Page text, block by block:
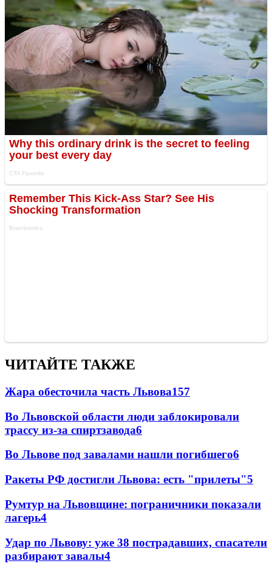
ЧИТАЙТЕ ТАКЖЕ
Жара обесточила часть Львова157
Во Львовской области люди заблокировали
трассу из-за спиртзавода6
Во Львове под завалами нашли погибшего6
Ракеты РФ достигли Львова: есть "прилеты"5
Румтур на Львовщине: пограничники показали
лагерь4
Удар по Львову: уже 38 пострадавших, спасатели
разбирают завалы4